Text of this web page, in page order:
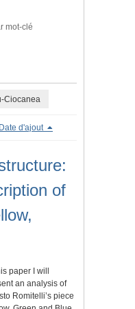
mot-clé
Ciocanea
Date d'ajout
of
paper I will
an analysis of
Romitelli’s piece